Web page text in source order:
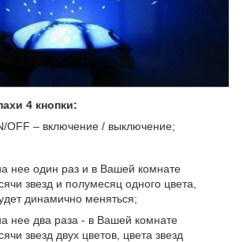
4 кнопки:
OFF – включение / выключение;
нее один раз и в Вашей комнате
звезд и полумесяц одного цвета,
динамично меняться;
нее два раза - в Вашей комнате
звезд двух цветов, цвета звезд